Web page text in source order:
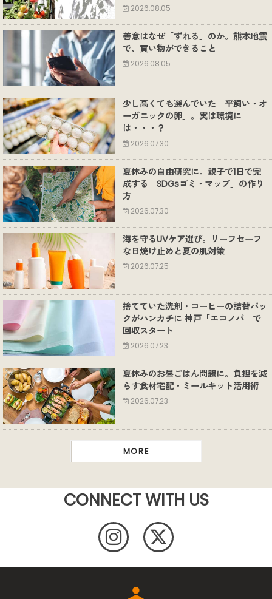
2026.08.05
善意はなぜ「ずれる」のか。熊本地震
で、買い物ができること
2026.08.05
少し高くても選んでいた「平飼い・オ
ーガニックの卵」。実は環境に
は・・・？
2026.07.30
夏休みの自由研究に。親子で1日で完
成する「SDGsゴミ・マップ」の作り
方
2026.07.30
海を守るUVケア選び。リーフセーフ
な日焼け止めと夏の肌対策
2026.07.25
捨てていた洗剤・コーヒーの詰替パッ
クがハンカチに 神戸「エコノバ」で
回収スタート
2026.07.23
夏休みのお昼ごはん問題に。負担を減
らす食材宅配・ミールキット活用術
2026.07.23
MORE
CONNECT WITH US